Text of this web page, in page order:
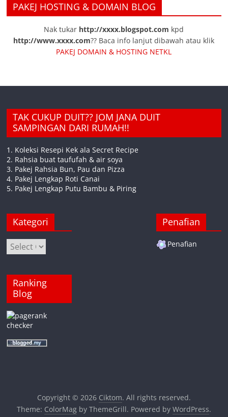
PAKEJ HOSTING & DOMAIN BLOG
Nak tukar http://xxxx.blogspot.com kpd
http://www.xxxx.com?? Baca info lanjut dibawah atau klik
PAKEJ DOMAIN & HOSTING NETKL
TAK CUKUP DUIT?? JOM JANA DUIT
SAMPINGAN DARI RUMAH!!
1. Koleksi Resepi Kek ala Secret Recipe
2. Rahsia buat taufufah & air soya
3. Pakej Rahsia Bun, Pau dan Pizza
4. Pakej Lengkap Roti Canai
5. Pakej Lengkap Putu Bambu & Piring
Kategori
Kategori
Ranking
Blog
Penafian
Penafian
Copyright © 2026 Ciktom. All rights reserved.
Theme: ColorMagby ThemeGrill. Powered by WordPress.